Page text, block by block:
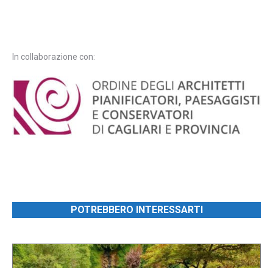
In collaborazione con:
POTREBBERO INTERESSARTI